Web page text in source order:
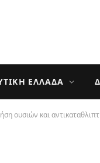
ΕΛΛΆΔΑ
ουσιών και